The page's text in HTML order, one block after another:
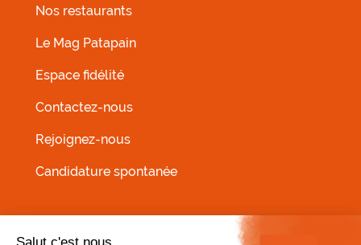
Nos restaurants
Le Mag Patapain
Espace fidélité
Contactez-nous
Rejoignez-nous
Candidature spontanée